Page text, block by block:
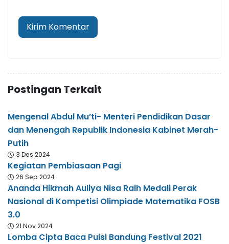
Postingan Terkait
Mengenal Abdul Mu’ti- Menteri Pendidikan Dasar
dan Menengah Republik Indonesia Kabinet Merah-
Putih
3 Des 2024
Kegiatan Pembiasaan Pagi
26 Sep 2024
Ananda Hikmah Auliya Nisa Raih Medali Perak
Nasional di Kompetisi Olimpiade Matematika FOSB
3.0
21 Nov 2024
Lomba Cipta Baca Puisi Bandung Festival 2021